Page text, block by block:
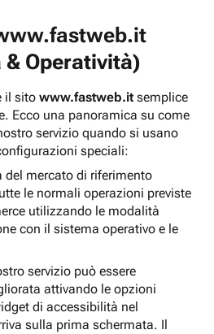
Operatività)
il sito www.fastweb.it semplice
Ecco una panoramica su come
servizio quando si usano
speciali:
del mercato di riferimento
le normali operazioni previste
utilizzando le modalità
con il sistema operativo e le
servizio può essere
attivando le opzioni
di accessibilità nel
sulla prima schermata. Il